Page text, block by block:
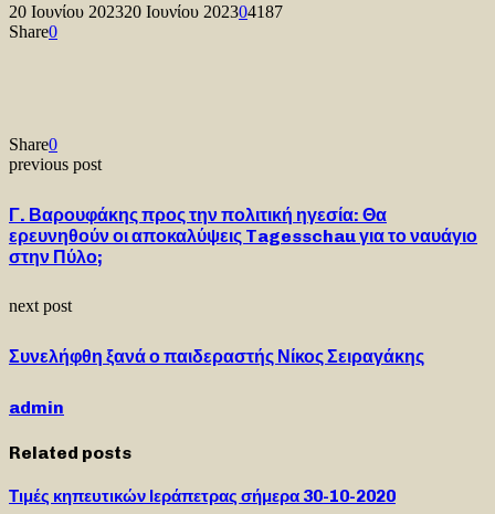
20 Ιουνίου 202320 Ιουνίου 202304187
Share0
Share0
previous post
Γ. Βαρουφάκης προς την πολιτική ηγεσία: Θα
ερευνηθούν οι αποκαλύψεις Tagesschau για το ναυάγιο
στην Πύλο;
next post
Συνελήφθη ξανά ο παιδεραστής Νίκος Σειραγάκης
admin
Related posts
Τιμές κηπευτικών Ιεράπετρας σήμερα 30-10-2020